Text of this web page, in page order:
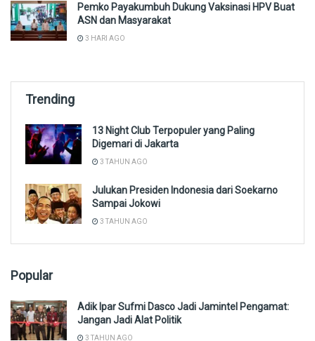
Pemko Payakumbuh Dukung Vaksinasi HPV Buat
ASN dan Masyarakat
3 HARI AGO
Trending
13 Night Club Terpopuler yang Paling
Digemari di Jakarta
3 TAHUN AGO
Julukan Presiden Indonesia dari Soekarno
Sampai Jokowi
3 TAHUN AGO
Popular
Adik Ipar Sufmi Dasco Jadi Jamintel Pengamat:
Jangan Jadi Alat Politik
3 TAHUN AGO